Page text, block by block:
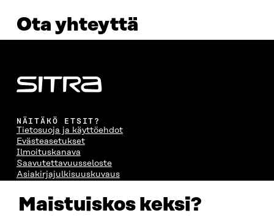
Maistuiskos keksi?
Ota yhteyttä
NÄITÄKÖ ETSIT?
Tietosuoja ja käyttöehdot
Evästeasetukset
Ilmoituskanava
Saavutettavuusseloste
Asiakirjajulkisuuskuvaus